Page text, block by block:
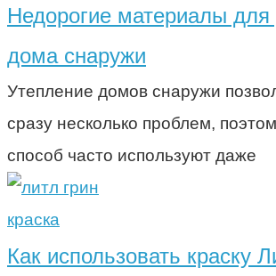
Недорогие материалы для
дома снаружи
Утепление домов снаружи
сразу несколько проблем,
способ часто используют даже
краска
Как использовать краску